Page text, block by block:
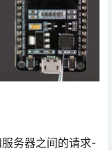
务器之间的请求-